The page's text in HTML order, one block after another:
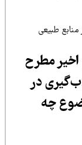
طبیعی
مطرح
در
چه